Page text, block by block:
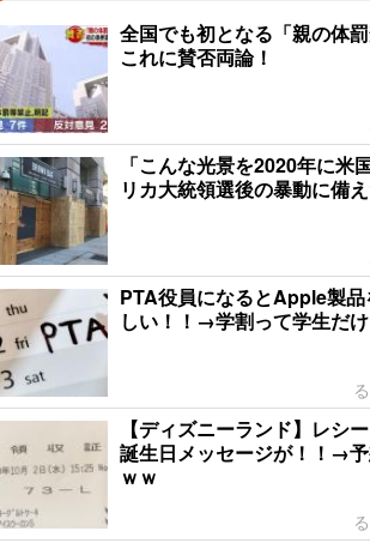
全国でも初となる「親の体
これに賛否両論！
「こんな光景を2020年に米
リカ大統領選後の暴動に備
PTA役員になるとApple製
しい！！→学割って学生だ
【ディズニーランド】レシ
誕生日メッセージが！！→
ｗｗ